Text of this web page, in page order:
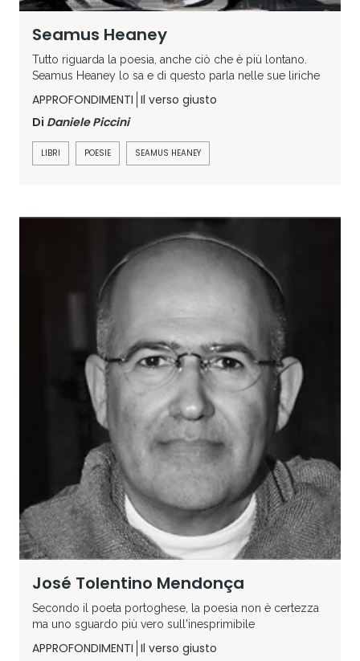
Seamus Heaney
Tutto riguarda la poesia, anche ciò che è più lontano.
Seamus Heaney lo sa e di questo parla nelle sue liriche
APPROFONDIMENTI Il verso giusto
Di Daniele Piccini
LIBRI POESIE SEAMUS HEANEY
José Tolentino Mendonça
Secondo il poeta portoghese, la poesia non è certezza
ma uno sguardo più vero sull'inesprimibile
APPROFONDIMENTI Il verso giusto